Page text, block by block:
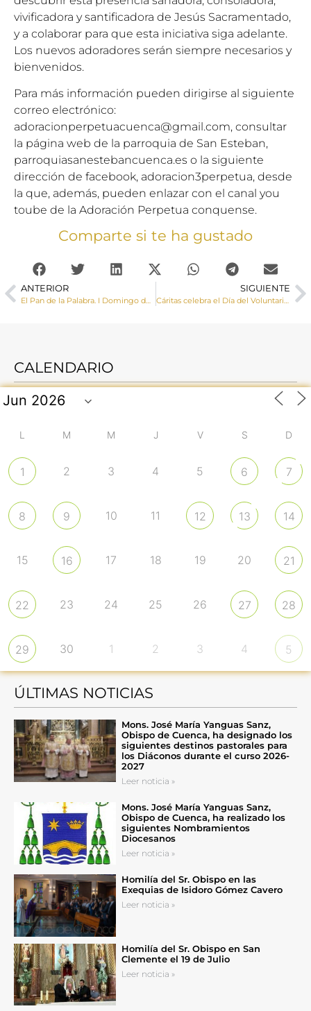
vivificadora y santificadora de Jesús Sacramentado,
y a colaborar para que esta iniciativa siga adelante.
Los nuevos adoradores serán siempre necesarios y
bienvenidos.
Para más información pueden dirigirse al siguiente
correo electrónico:
adoracionperpetuacuenca@gmail.com, consultar
la página web de la parroquia de San Esteban,
parroquiasanestebancuenca.es o la siguiente
dirección de facebook, adoracion3perpetua, desde
la que, además, pueden enlazar con el canal you
toube de la Adoración Perpetua conquense.
Comparte si te ha gustado
ANTERIOR
El Pan de la Palabra. I Domingo de Adviento
SIGUIENTE
Cáritas celebra el Día del Voluntariado
CALENDARIO
L M M J V S D
1 2 3 4 5 6 7
8 9 10 11 12 13 14
15 16 17 18 19 20 21
22 23 24 25 26 27 28
29 30 1 2 3 4 5
ÚLTIMAS NOTICIAS
Mons. José María Yanguas Sanz,
Obispo de Cuenca, ha designado los
siguientes destinos pastorales para
los Diáconos durante el curso 2026-
2027
Leer noticia »
Mons. José María Yanguas Sanz,
Obispo de Cuenca, ha realizado los
siguientes Nombramientos
Diocesanos
Leer noticia »
Homilía del Sr. Obispo en las
Exequias de Isidoro Gómez Cavero
Leer noticia »
Homilía del Sr. Obispo en San
Clemente el 19 de Julio
Leer noticia »